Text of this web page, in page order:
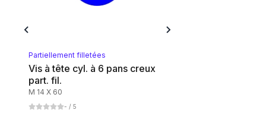
Partiellement filletées
Vis à tête cyl. à 6 pans creux
part. fil.
M 14 X 60
- / 5